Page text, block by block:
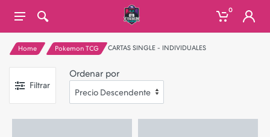
0
Home Pokemon TCG CARTAS SINGLE - INDIVIDUALES
Filtrar
Ordenar por